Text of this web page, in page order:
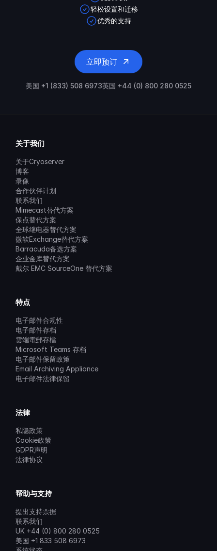
轻松设置和迁移
优秀的支持
立即预订
美国 +1 (833) 508 6973英国 +44 (0) 800 280 0525
关于我们
关于Cryoserver
博客
录像
合作伙伴计划
联系我们
Mimecast替代方案
保点替代方案
全球继电器替代方案
微软Exchange替代方案
Barracuda备选方案
企业金库替代方案
戴尔 EMC SourceOne 替代方案
特点
电子邮件合规性
电子邮件存档
雲端電郵存檔
Microsoft Teams 存档
电子邮件保留政策
Email Archiving Appliance
电子邮件法律保留
法律
私隐政策
Cookie政策
GDPR声明
法律协议
帮助与支持
提出支持票据
联系我们
UK +44 (0) 800 280 0525
美国 +1 833 508 6973